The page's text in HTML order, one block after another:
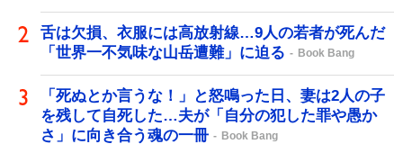
舌は欠損、衣服には高放射線…9人の若者が死んだ
「世界一不気味な山岳遭難」に迫る
Book Bang
「死ぬとか言うな！」と怒鳴った日、妻は2人の子
を残して自死した…夫が「自分の犯した罪や愚か
さ」に向き合う魂の一冊
Book Bang